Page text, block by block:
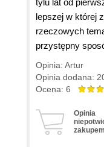
lepszej w której
rzeczowych
przystępny
Opinia: Artur
Opinia dodana:
Ocena: 6
Opinia
zakupem